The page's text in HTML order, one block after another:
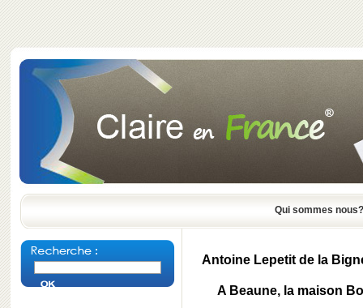
Qui sommes nous?
Antoine Lepetit de la
A Beaune, la maison